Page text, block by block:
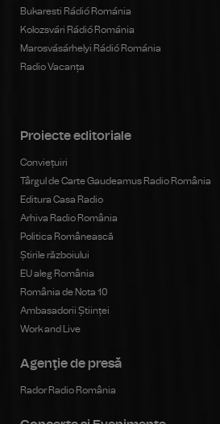
Bukaresti Rádió Románia
Kolozsvári Rádió Románia
Marosvásárhelyi Rádió Románia
Radio Vacanța
Proiecte editoriale
Conviețuiri
Târgul de Carte Gaudeamus Radio România
Editura Casa Radio
Arhiva Radio România
Politica Românească
Știrile războiului
EU aleg România
România de Nota 10
Ambasadorii Științei
Work and Live
Agenţie de presă
Rador Radio România